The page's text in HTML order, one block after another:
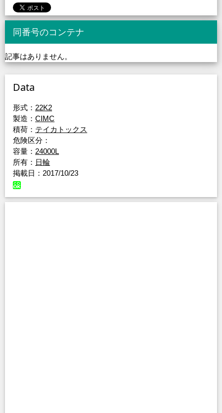
同番号のコンテナ
記事はありません。
Data
形式： 22K2
製造： CIMC
積荷： テイカトックス
危険区分：
容量： 24000L
所有： 日輪
掲載日：2017/10/23